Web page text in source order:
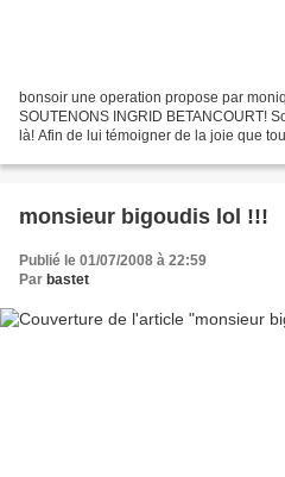
bonsoir une operation propose par
SOUTENONS INGRID BETANCOURT!
là! Afin de lui témoigner de la joie que
monsieur bigoudis lol !!!
Publié le 01/07/2008 à 22:59
Par bastet